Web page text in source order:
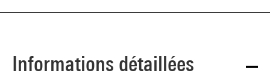
Informations détaillées